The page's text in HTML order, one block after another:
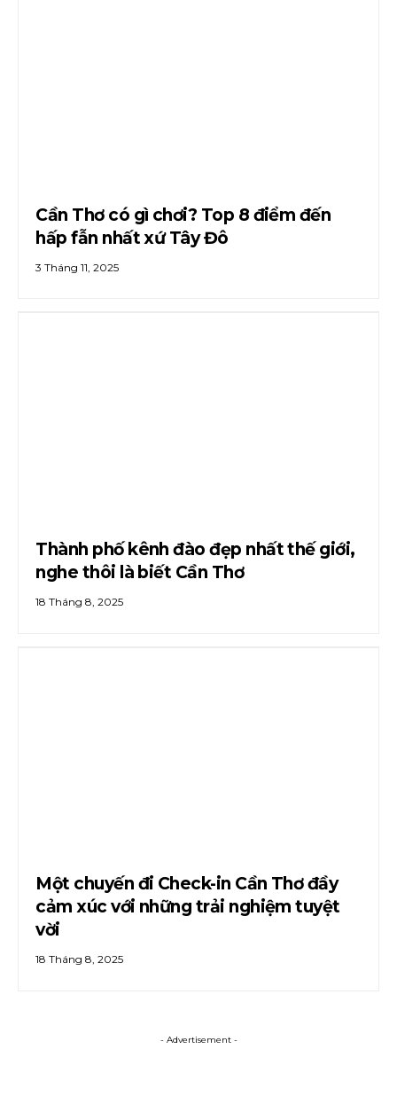
Cần Thơ có gì chơi? Top 8 điểm đến
hấp fẫn nhất xứ Tây Đô
3 Tháng 11, 2025
Thành phố kênh đào đẹp nhất thế giới,
nghe thôi là biết Cần Thơ
18 Tháng 8, 2025
Một chuyến đi Check-in Cần Thơ đầy
cảm xúc với những trải nghiệm tuyệt
vời
18 Tháng 8, 2025
- Advertisement -